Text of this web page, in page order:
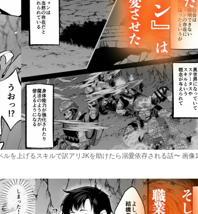
を上げるスキルで訳アリJKを助けたら溺愛依存される話〜 画像1